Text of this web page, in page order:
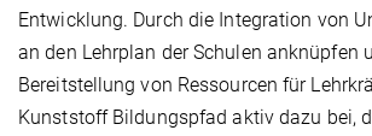
Entwicklung. Durch die Integration von
an den Lehrplan der Schulen anknüpfen
Bereitstellung von Ressourcen für
Kunststoff Bildungspfad aktiv dazu bei,